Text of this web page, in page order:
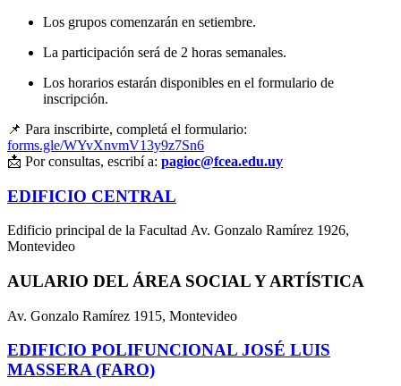
Los grupos comenzarán en setiembre.
La participación será de 2 horas semanales.
Los horarios estarán disponibles en el formulario de
inscripción.
📌 Para inscribirte, completá el formulario:
forms.gle/WYvXnvmV13y9z7Sn6
📩 Por consultas, escribí a: pagioc@fcea.edu.uy
EDIFICIO CENTRAL
Edificio principal de la Facultad Av. Gonzalo Ramírez 1926,
Montevideo
AULARIO DEL ÁREA SOCIAL Y ARTÍSTICA
Av. Gonzalo Ramírez 1915, Montevideo
EDIFICIO POLIFUNCIONAL JOSÉ LUIS
MASSERA (FARO)